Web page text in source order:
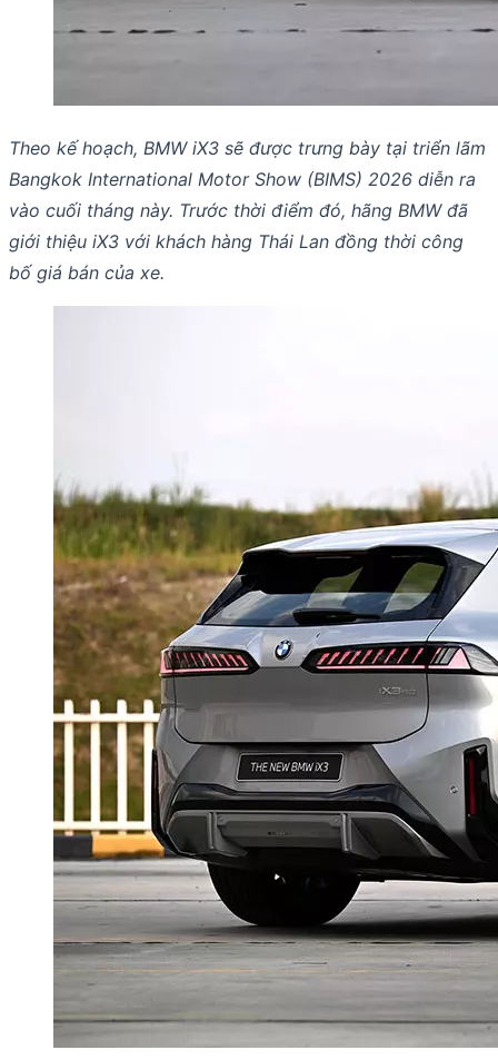
Theo kế hoạch, BMW iX3 sẽ được trưng bày tại triển lãm
Bangkok International Motor Show (BIMS) 2026 diễn ra
vào cuối tháng này. Trước thời điểm đó, hãng BMW đã
giới thiệu iX3 với khách hàng Thái Lan đồng thời công
bố giá bán của xe.